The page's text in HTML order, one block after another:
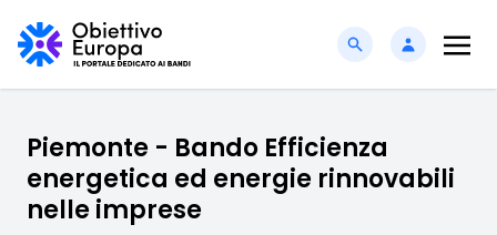
Piemonte - Bando Efficienza
energetica ed energie rinnovabili
nelle imprese